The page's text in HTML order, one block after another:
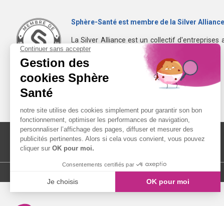
Sphère-Santé est membre de la Silver Alliance
La Silver Alliance est un collectif d'entreprises
dans le bien vieillir à domicile.
Découvrez la Silver Alliance